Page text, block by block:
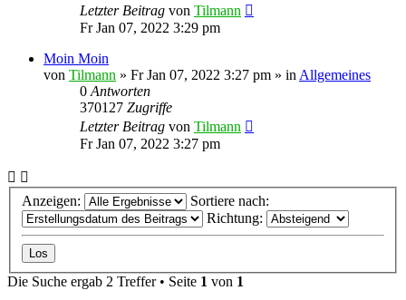
Letzter Beitrag von Tilmann
Fr Jan 07, 2022 3:29 pm
Moin Moin
von Tilmann » Fr Jan 07, 2022 3:27 pm » in Allgemeines
0 Antworten
370127 Zugriffe
Letzter Beitrag von Tilmann
Fr Jan 07, 2022 3:27 pm
Anzeigen:
Sortiere nach:
Richtung:
Die Suche ergab 2 Treffer • Seite 1 von 1